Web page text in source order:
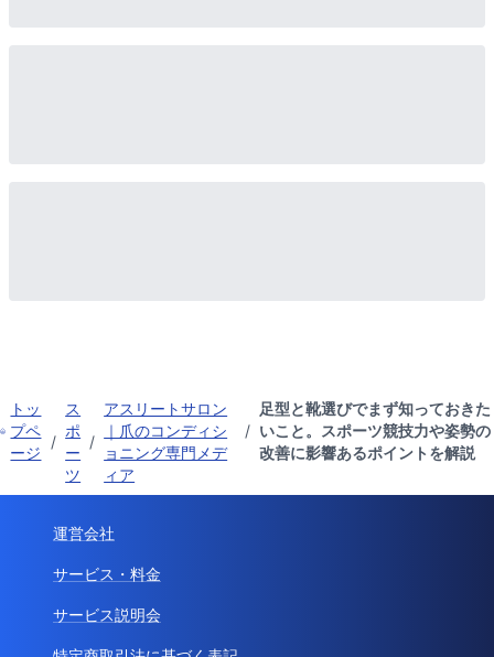
トッ
プペ
ージ
/
ス
ポ
ー
ツ
/
アスリートサロン
｜爪のコンディシ
ョニング専門メデ
ィア
/
足型と靴選びでまず知っておきた
いこと。スポーツ競技力や姿勢の
改善に影響あるポイントを解説
運営会社
サービス・料金
サービス説明会